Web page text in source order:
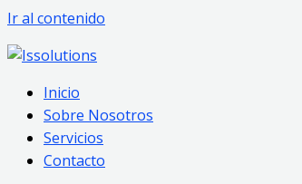
Ir al contenido
Inicio
Sobre Nosotros
Servicios
Contacto